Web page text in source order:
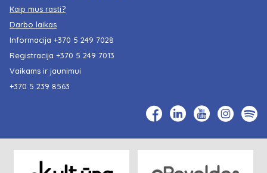
Kaip mus rasti?
Darbo laikas
Informacija +370 5 249 7028
Registracija +370 5 249 7013
Vaikams ir jaunimui
+370 5 239 8563